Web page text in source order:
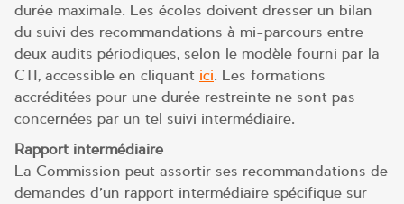
durée maximale. Les écoles doivent dresser un bilan
du suivi des recommandations à mi-parcours entre
deux audits périodiques, selon le modèle fourni par la
CTI, accessible en cliquant ici. Les formations
accréditées pour une durée restreinte ne sont pas
concernées par un tel suivi intermédiaire.
Rapport intermédiaire
La Commission peut assortir ses recommandations de
demandes d’un rapport intermédiaire spécifique sur